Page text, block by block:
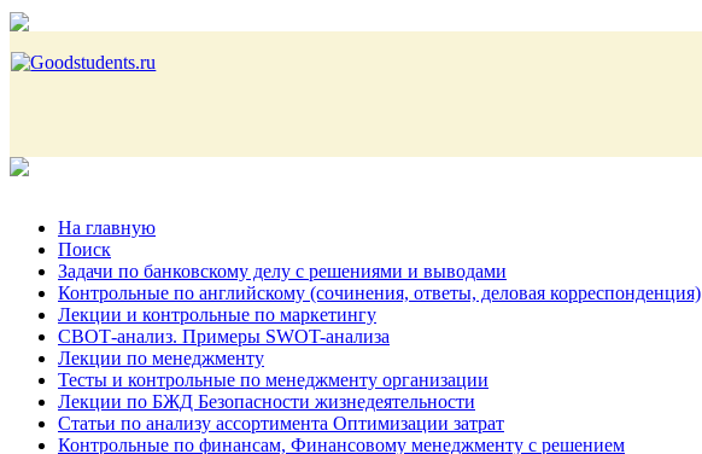
На главную
Поиск
Задачи по банковскому делу с решениями и выводами
Контрольные по английскому (сочинения, ответы, деловая корреспонденция)
Лекции и контрольные по маркетингу
СВОТ-анализ. Примеры SWOT-анализа
Лекции по менеджменту
Тесты и контрольные по менеджменту организации
Лекции по БЖД Безопасности жизнедеятельности
Статьи по анализу ассортимента Оптимизации затрат
Контрольные по финансам, Финансовому менеджменту с решением